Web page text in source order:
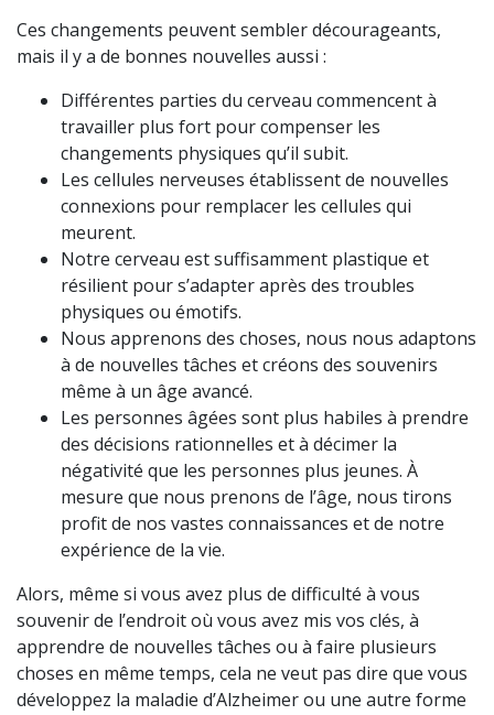
Ces changements peuvent sembler décourageants,
mais il y a de bonnes nouvelles aussi :
Différentes parties du cerveau commencent à
travailler plus fort pour compenser les
changements physiques qu’il subit.
Les cellules nerveuses établissent de nouvelles
connexions pour remplacer les cellules qui
meurent.
Notre cerveau est suffisamment plastique et
résilient pour s’adapter après des troubles
physiques ou émotifs.
Nous apprenons des choses, nous nous adaptons
à de nouvelles tâches et créons des souvenirs
même à un âge avancé.
Les personnes âgées sont plus habiles à prendre
des décisions rationnelles et à décimer la
négativité que les personnes plus jeunes. À
mesure que nous prenons de l’âge, nous tirons
profit de nos vastes connaissances et de notre
expérience de la vie.
Alors, même si vous avez plus de difficulté à vous
souvenir de l’endroit où vous avez mis vos clés, à
apprendre de nouvelles tâches ou à faire plusieurs
choses en même temps, cela ne veut pas dire que vous
développez la maladie d’Alzheimer ou une autre forme